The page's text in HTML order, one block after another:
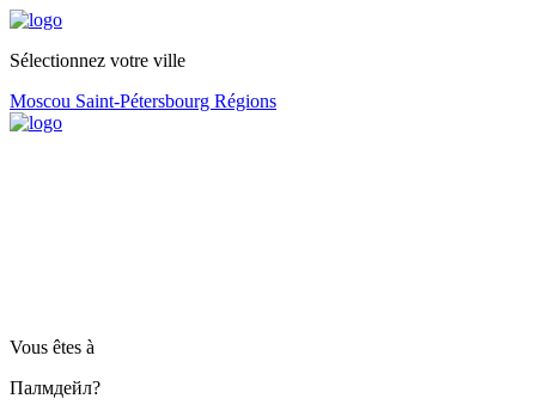
Sélectionnez votre ville
Moscou Saint-Pétersbourg Régions
Vous êtes à
Палмдейл?